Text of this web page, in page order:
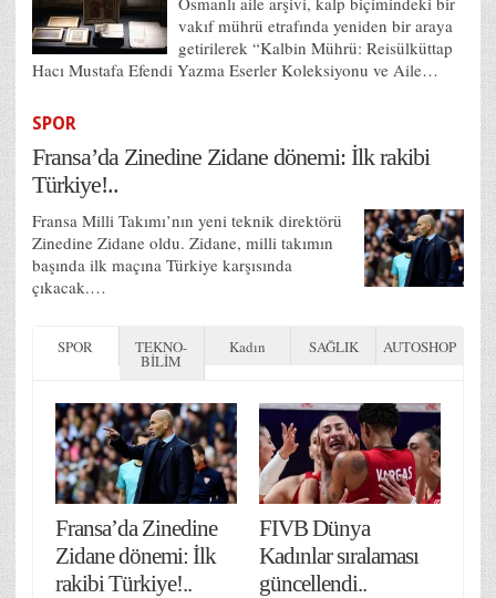
vakıf mührü etrafında yeniden bir araya
getirilerek “Kalbin Mührü: Reisülküttap
Hacı Mustafa Efendi Yazma Eserler Koleksiyonu ve Aile…
SPOR
Fransa’da Zinedine Zidane dönemi: İlk rakibi
Türkiye!..
Fransa Milli Takımı’nın yeni teknik direktörü
Zinedine Zidane oldu. Zidane, milli takımın
başında ilk maçına Türkiye karşısında
çıkacak.…
SPOR TEKNO-
BİLİM
Kadın SAĞLIK AUTOSHOP
Fransa’da Zinedine
Zidane dönemi: İlk
rakibi Türkiye!..
FIVB Dünya
Kadınlar sıralaması
güncellendi..